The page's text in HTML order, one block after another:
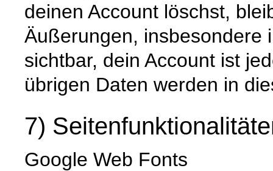
deinen Account löschst,
Äußerungen, insbesondere
sichtbar, dein Account ist
übrigen Daten werden in
7)
Google Web Fonts